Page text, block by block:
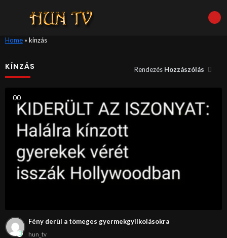
Home» kínzás
KÍNZÁS Rendezés Hozzászólás
00
Fény derül a tömeges gyermekgyilkolásokra
hun_tv